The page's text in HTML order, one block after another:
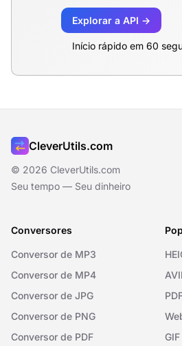
Explorar a API →
Início rápido em 60
CleverUtils.com
© 2026 CleverUtils.com
Seu tempo — Seu dinheiro
Conversores
Conversor de MP3
Conversor de MP4
Conversor de JPG
Conversor de PNG
Conversor de PDF